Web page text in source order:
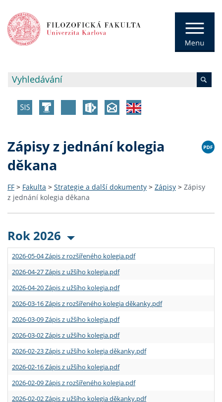
Zápisy z jednání kolegia
děkana
FF > Fakulta > Strategie a další dokumenty > Zápisy > Zápisy
z jednání kolegia děkana
Rok 2026
2026-05-04 Zápis z rozšířeného kolegia.pdf
2026-04-27 Zápis z užšího kolegia.pdf
2026-04-20 Zápis z užšího kolegia.pdf
2026-03-16 Zápis z rozšířeného kolegia děkanky.pdf
2026-03-09 Zápis z užšího kolegia.pdf
2026-03-02 Zápis z užšího kolegia.pdf
2026-02-23 Zápis z užšího kolegia děkanky.pdf
2026-02-16 Zápis z užšího kolegia.pdf
2026-02-09 Zápis z rozšířeného kolegia.pdf
2026-02-02 Zápis z užšího kolegia děkanky.pdf